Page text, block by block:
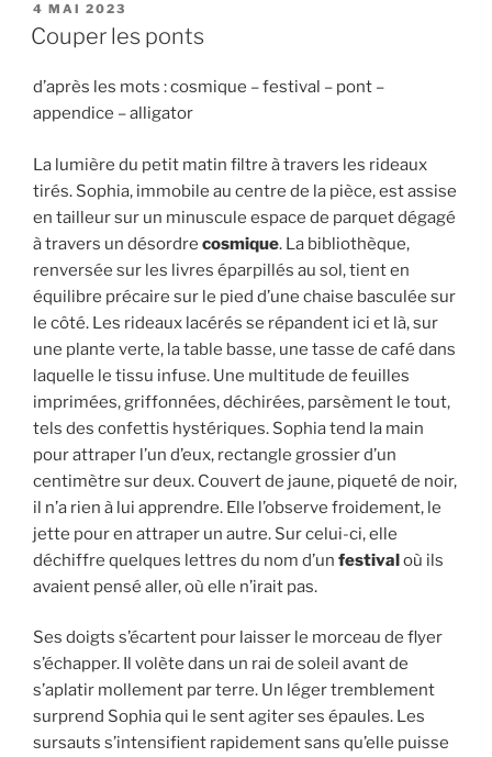
PUBLIÉ
LE
4 MAI 2023
Couper les ponts
d’après les mots : cosmique – festival – pont –
appendice – alligator
La lumière du petit matin filtre à travers les rideaux
tirés. Sophia, immobile au centre de la pièce, est assise
en tailleur sur un minuscule espace de parquet dégagé
à travers un désordre cosmique. La bibliothèque,
renversée sur les livres éparpillés au sol, tient en
équilibre précaire sur le pied d’une chaise basculée sur
le côté. Les rideaux lacérés se répandent ici et là, sur
une plante verte, la table basse, une tasse de café dans
laquelle le tissu infuse. Une multitude de feuilles
imprimées, griffonnées, déchirées, parsèment le tout,
tels des confettis hystériques. Sophia tend la main
pour attraper l’un d’eux, rectangle grossier d’un
centimètre sur deux. Couvert de jaune, piqueté de noir,
il n’a rien à lui apprendre. Elle l’observe froidement, le
jette pour en attraper un autre. Sur celui-ci, elle
déchiffre quelques lettres du nom d’un festivaloù ils
avaient pensé aller, où elle n’irait pas.
Ses doigts s’écartent pour laisser le morceau de flyer
s’échapper. Il volète dans un rai de soleil avant de
s’aplatir mollement par terre. Un léger tremblement
surprend Sophia qui le sent agiter ses épaules. Les
sursauts s’intensifient rapidement sans qu’elle puisse